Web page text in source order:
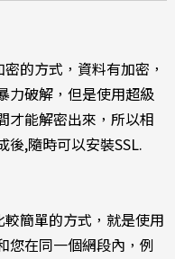
的方式，資料有加密，
力破解，但是使用超級
才能解密出來，所以相
後,隨時可以安裝SSL.
簡單的方式，就是使用
您在同一個網段內，例